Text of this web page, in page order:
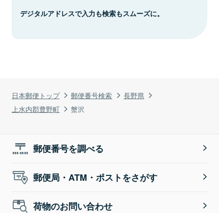
日本郵便トップ 郵便番号検索
長野県
上水内郡豊野町
蟹沢
デジタルアドレスで入力も検索もスムーズに。
郵便番号を調べる
郵便局・ATM・ポストをさがす
荷物のお問い合わせ